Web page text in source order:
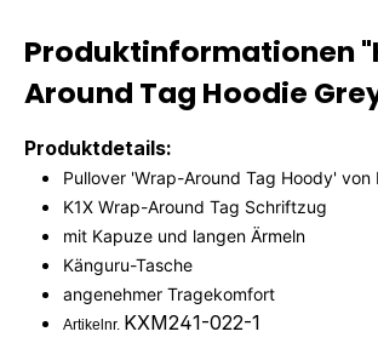
Produktinformationen
Around Tag Hoodie
Produktdetails:
Pullover 'Wrap-Around Tag Hoody' von
K1X Wrap-Around Tag Schriftzug
mit Kapuze und langen Ärmeln
Känguru-Tasche
angenehmer Tragekomfort
Artikelnr. KXM241-022-1